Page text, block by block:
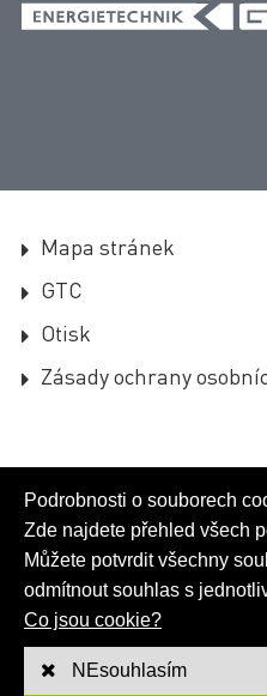
Mapa stránek
GTC
Otisk
Zásady ochrany
Podrobnosti o souborech
Zde najdete přehled všech
Můžete potvrdit všechny
odmítnout souhlas s
Co jsou cookie?
NEsouhlasím